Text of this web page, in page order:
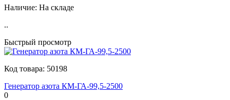
Наличие: На складе
..
Быстрый просмотр
Код товара: 50198
Генератор азота КМ-ГА-99,5-2500
0